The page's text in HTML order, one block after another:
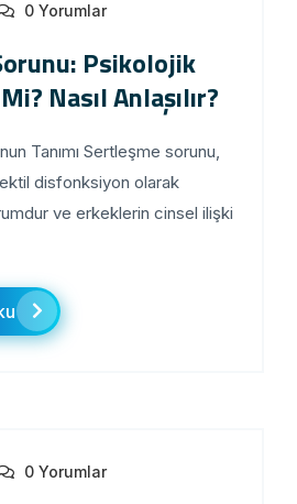
0 Yorumlar
Psikolojik
Nasıl Anlaşılır?
Tanımı Sertleşme sorunu,
disfonksiyon olarak
ve erkeklerin cinsel ilişki
0 Yorumlar